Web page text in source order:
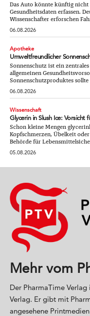
Das Auto könnte künftig
Gesundheitsdaten erfassen.
Wissenschafter erforschen
06.08.2026
Apotheke
Umweltfreundlicher
Sonnenschutz ist ein
allgemeinen
Sonnenschutzproduktes sollte
06.08.2026
Wissenschaft
Glycerin in Slush Ice: Vorsicht
Schon kleine Mengen
Kopfschmerzen, Übelkeit
Behörde für
05.08.2026
Mehr vom
Der PharmaTime
Verlag. Er gibt mit
angesehene